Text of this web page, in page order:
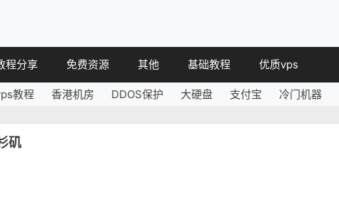
程分享
教程
教程
免费资源
免费空间
其他
简讯
基础教程 优质vps
教程 香港机房 DDOS保护 大硬盘 支付宝 冷门机器
矶